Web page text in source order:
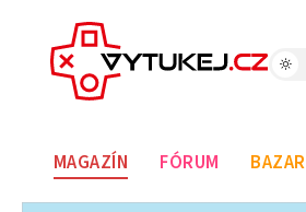
MAGAZÍN FÓRUM BAZAR